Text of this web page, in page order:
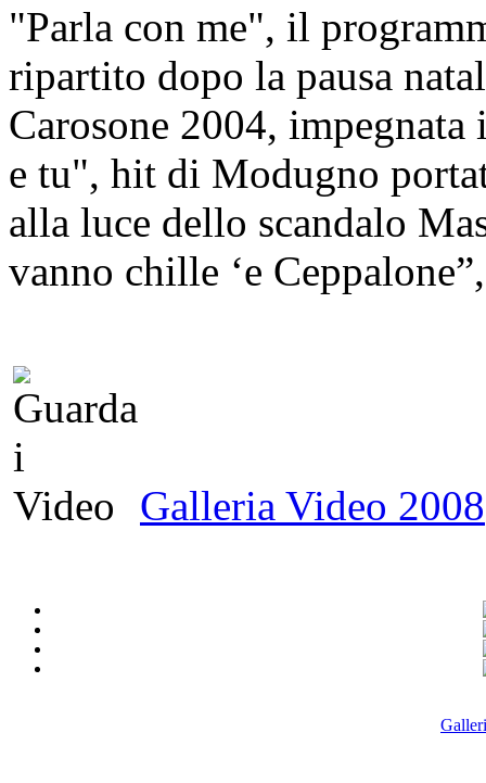
"Parla con me", il
ripartito dopo la pausa
Carosone 2004,
e tu", hit di Modugno
alla luce dello scandalo
vanno chille ‘e
Galleria Video 2008